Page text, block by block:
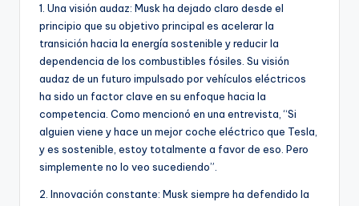
1. Una visión audaz: Musk ha dejado claro desde el
principio que su objetivo principal es acelerar la
transición hacia la energía sostenible y reducir la
dependencia de los combustibles fósiles. Su visión
audaz de un futuro impulsado por vehículos eléctricos
ha sido un factor clave en su enfoque hacia la
competencia. Como mencionó en una entrevista, “Si
alguien viene y hace un mejor coche eléctrico que Tesla,
y es sostenible, estoy totalmente a favor de eso. Pero
simplemente no lo veo sucediendo”.
2. Innovación constante: Musk siempre ha defendido la